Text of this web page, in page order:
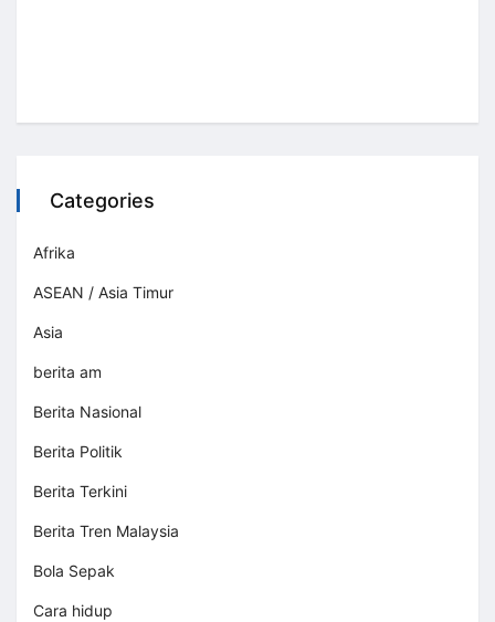
Categories
Afrika
ASEAN / Asia Timur
Asia
berita am
Berita Nasional
Berita Politik
Berita Terkini
Berita Tren Malaysia
Bola Sepak
Cara hidup